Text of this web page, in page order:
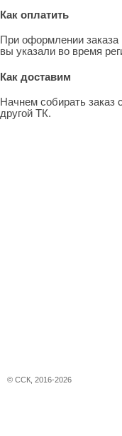
Как оплатить
При оформлении
вы указали во время
Как доставим
Начнем собирать заказ
другой ТК.
© ССК, 2016-2026